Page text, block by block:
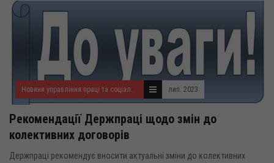
Новини управління праці та соціального захисту населення лип. 2023
Рекомендації Держпраці щодо змін до
колективних договорів
Держпраці рекомендує вносити актуальні зміни до колективних